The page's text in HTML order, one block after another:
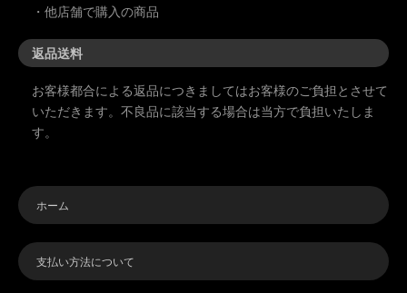
・他店舗で購入の商品
返品送料
お客様都合による返品につきましてはお客様のご負担とさせて
いただきます。不良品に該当する場合は当方で負担いたしま
す。
ホーム
支払い方法について